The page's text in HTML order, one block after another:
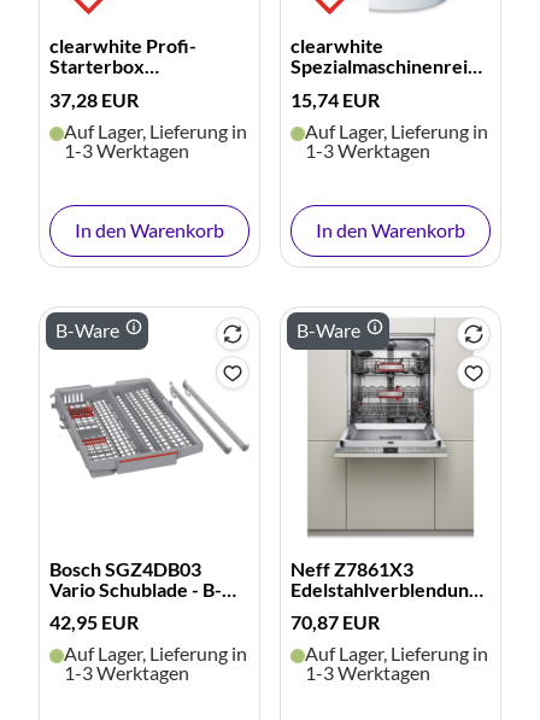
clearwhite Profi-
Starterbox
37,28 EUR
Auf Lager, Lieferung in
1-3 Werktagen
In den Warenkorb
clearwhite
Spezialmaschinenreiniger
15,74 EUR
Auf Lager, Lieferung in
1-3 Werktagen
In den Warenkorb
Bosch SGZ4DB03
Vario Schublade - B-
42,95 EUR
Auf Lager, Lieferung in
1-3 Werktagen
B-Ware
Neff Z7861X3
Edelstahlverblendungssatz
70,87 EUR
Auf Lager, Lieferung in
1-3 Werktagen
B-Ware